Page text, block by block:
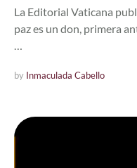
La Editorial Vaticana
paz es un don, primera
…
by Inmaculada Cabello